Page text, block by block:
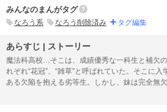
みんなのまんがタグ
なろう系 なろう削除済み タグ編集
あらすじ | ストーリー
魔法科高校…そこは、成績優秀な一科生と補欠
れぞれ“花冠”、“雑草”と呼ばれていた。そこに
ある欠陥を抱える劣等生。しかし、妹は完全無
肉親以上の想いを寄せていた…。電撃文庫の大